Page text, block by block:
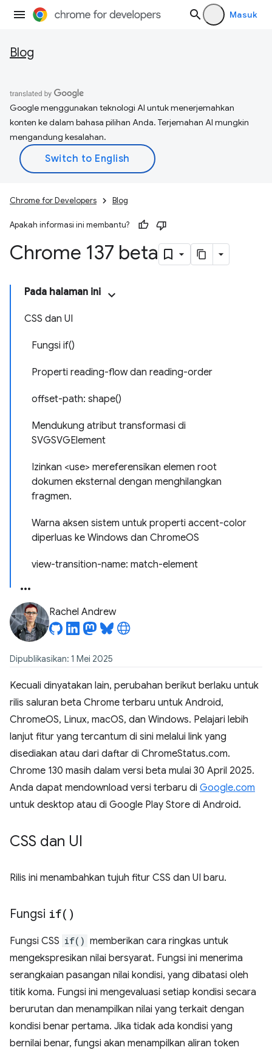
Masuk
Blog
Google menggunakan teknologi AI untuk menerjemahkan
konten ke dalam bahasa pilihan Anda. Terjemahan AI mungkin
mengandung kesalahan.
Chrome for Developers Blog
Apakah informasi ini membantu?
Chrome 137 beta
Pada halaman ini
CSS dan UI
Fungsi if()
Properti reading-flow dan reading-order
offset-path: shape()
Mendukung atribut transformasi di
SVGSVGElement
Izinkan <use> mereferensikan elemen root
dokumen eksternal dengan menghilangkan
fragmen.
Warna aksen sistem untuk properti accent-color
diperluas ke Windows dan ChromeOS
view-transition-name: match-element
Rachel Andrew
Dipublikasikan: 1 Mei 2025
Kecuali dinyatakan lain, perubahan berikut berlaku untuk
rilis saluran beta Chrome terbaru untuk Android,
ChromeOS, Linux, macOS, dan Windows. Pelajari lebih
lanjut fitur yang tercantum di sini melalui link yang
disediakan atau dari daftar di ChromeStatus.com.
Chrome 130 masih dalam versi beta mulai 30 April 2025.
Anda dapat mendownload versi terbaru di Google.com
untuk desktop atau di Google Play Store di Android.
CSS dan UI
Rilis ini menambahkan tujuh fitur CSS dan UI baru.
Fungsi if( )
Fungsi CSS if() memberikan cara ringkas untuk
mengekspresikan nilai bersyarat. Fungsi ini menerima
serangkaian pasangan nilai kondisi, yang dibatasi oleh
titik koma. Fungsi ini mengevaluasi setiap kondisi secara
berurutan dan menampilkan nilai yang terkait dengan
kondisi benar pertama. Jika tidak ada kondisi yang
bernilai benar, fungsi akan menampilkan aliran token